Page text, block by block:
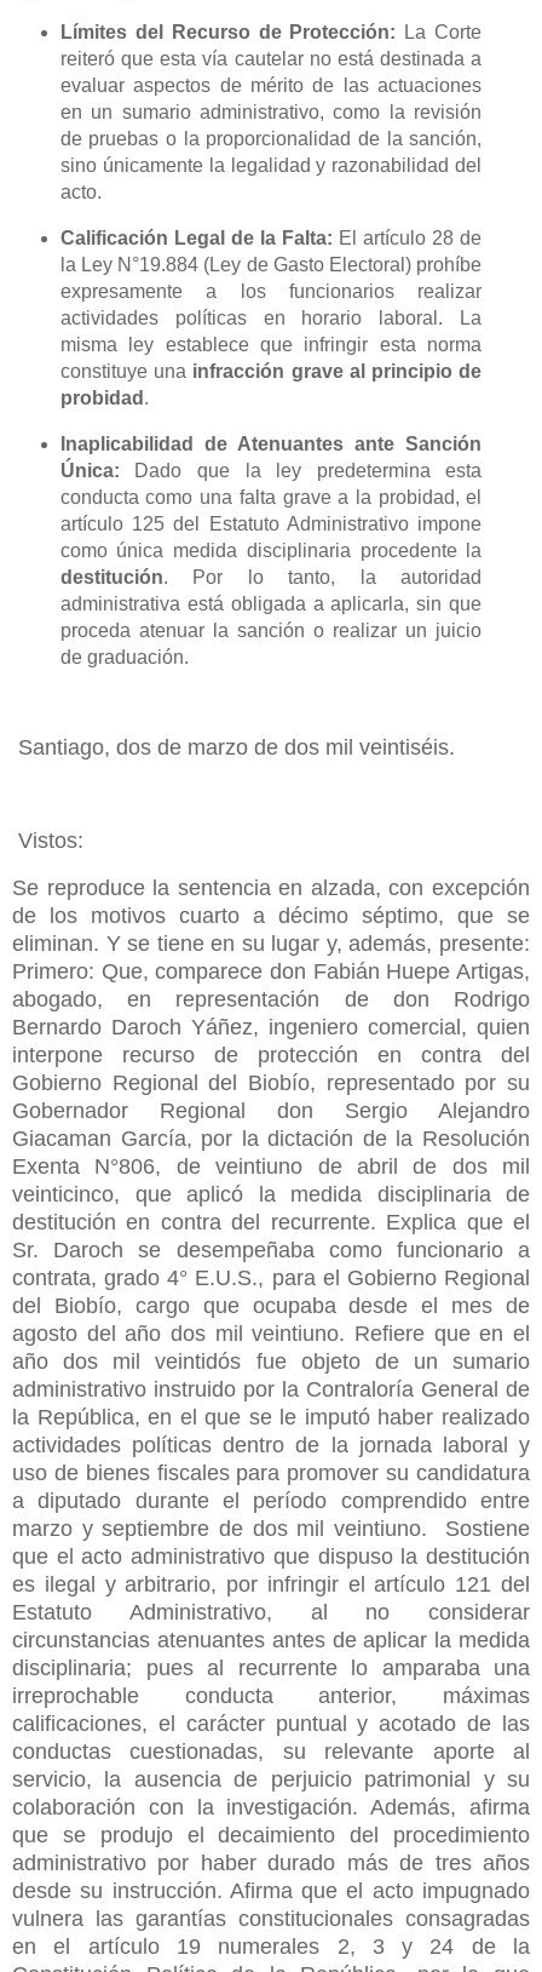
Límites del Recurso de Protección: La Corte
reiteró que esta vía cautelar no está destinada a
evaluar aspectos de mérito de las actuaciones
en un sumario administrativo, como la revisión
de pruebas o la proporcionalidad de la sanción,
sino únicamente la legalidad y razonabilidad del
acto.
Calificación Legal de la Falta: El artículo 28 de
la Ley N°19.884 (Ley de Gasto Electoral) prohíbe
expresamente a los funcionarios realizar
actividades políticas en horario laboral. La
misma ley establece que infringir esta norma
constituye una infracción grave al principio de
probidad .
Inaplicabilidad de Atenuantes ante Sanción
Única: Dado que la ley predetermina esta
conducta como una falta grave a la probidad, el
artículo 125 del Estatuto Administrativo impone
como única medida disciplinaria procedente la
destitución. Por lo tanto, la autoridad
administrativa está obligada a aplicarla, sin que
proceda atenuar la sanción o realizar un juicio
de graduación.
Santiago, dos de marzo de dos mil veintiséis.
Vistos:
Se reproduce la sentencia en alzada, con excepción
de los motivos cuarto a décimo séptimo, que se
eliminan. Y se tiene en su lugar y, además, presente:
Primero: Que, comparece don Fabián Huepe Artigas,
abogado, en representación de don Rodrigo
Bernardo Daroch Yáñez, ingeniero comercial, quien
interpone recurso de protección en contra del
Gobierno Regional del Biobío, representado por su
Gobernador Regional don Sergio Alejandro
Giacaman García, por la dictación de la Resolución
Exenta N°806, de veintiuno de abril de dos mil
veinticinco, que aplicó la medida disciplinaria de
destitución en contra del recurrente. Explica que el
Sr. Daroch se desempeñaba como funcionario a
contrata, grado 4° E.U.S., para el Gobierno Regional
del Biobío, cargo que ocupaba desde el mes de
agosto del año dos mil veintiuno. Refiere que en el
año dos mil veintidós fue objeto de un sumario
administrativo instruido por la Contraloría General de
la República, en el que se le imputó haber realizado
actividades políticas dentro de la jornada laboral y
uso de bienes fiscales para promover su candidatura
a diputado durante el período comprendido entre
marzo y septiembre de dos mil veintiuno. Sostiene
que el acto administrativo que dispuso la destitución
es ilegal y arbitrario, por infringir el artículo 121 del
Estatuto Administrativo, al no considerar
circunstancias atenuantes antes de aplicar la medida
disciplinaria; pues al recurrente lo amparaba una
irreprochable conducta anterior, máximas
calificaciones, el carácter puntual y acotado de las
conductas cuestionadas, su relevante aporte al
servicio, la ausencia de perjuicio patrimonial y su
colaboración con la investigación. Además, afirma
que se produjo el decaimiento del procedimiento
administrativo por haber durado más de tres años
desde su instrucción. Afirma que el acto impugnado
vulnera las garantías constitucionales consagradas
en el artículo 19 numerales 2, 3 y 24 de la